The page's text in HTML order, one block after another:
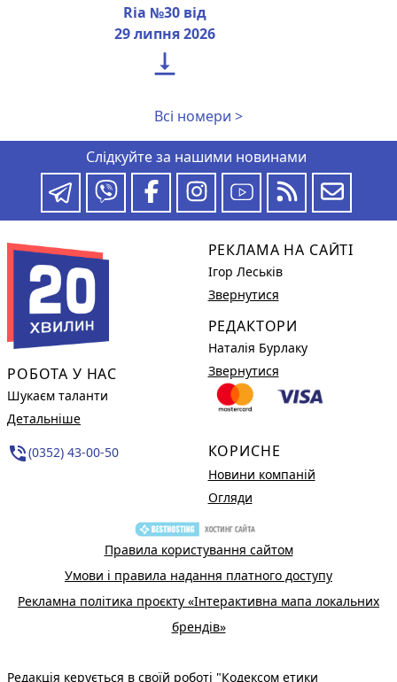
Ria №30 від
29 липня 2026

Всі номери >
Слідкуйте за нашими новинами
РОБОТА У НАС
Шукаєм таланти
Детальніше
phone_in_talk(0352) 43-00-50
РЕКЛАМА НА САЙТІ
Ігор Леськів
Звернутися
РЕДАКТОРИ
Наталія Бурлаку
Звернутися
КОРИСНЕ
Новини компаній
Огляди
Правила користування сайтом
Умови і правила надання платного доступу
Рекламна політика проєкту «Інтерактивна мапа локальних
брендів»
Редакція керується в своїй роботі "Кодексом етики